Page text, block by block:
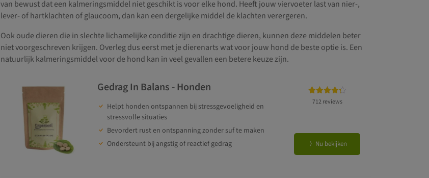
van bewust dat een kalmeringsmiddel niet geschikt is voor elke hond. Heeft jouw viervoeter last van nier-,
lever- of hartklachten of glaucoom, dan kan een dergelijke middel de klachten verergeren.
Ook oude dieren die in slechte lichamelijke conditie zijn en drachtige dieren, kunnen deze middelen beter
niet voorgeschreven krijgen. Overleg dus eerst met je dierenarts wat voor jouw hond de beste optie is. Een
natuurlijk kalmeringsmiddel voor de hond kan in veel gevallen een betere keuze zijn.
Gedrag In Balans - Honden
Helpt honden ontspannen bij stressgevoeligheid en
stressvolle situaties
Bevordert rust en ontspanning zonder suf te maken
Ondersteunt bij angstig of reactief gedrag
Gewaardeerd
712
712 reviews
Nu bekijken